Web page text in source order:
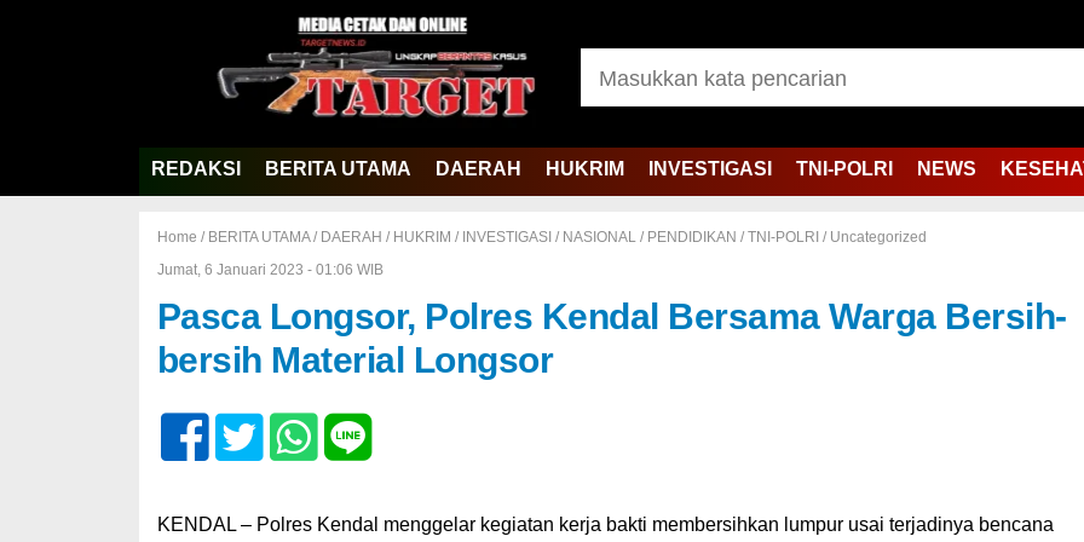
REDAKSI BERITA UTAMA DAERAH HUKRIM INVESTIGASI TNI-POLRI NEWS
Home / BERITA UTAMA/ DAERAH / HUKRIM / INVESTIGASI / NASIONAL/ PENDIDIKAN / TNI-POLRI / Uncategorized
Jumat, 6 Januari 2023 - 01:06 WIB
Pasca Longsor, Polres Kendal Bersama Warga Bersih-
bersih Material Longsor
KENDAL – Polres Kendal menggelar kegiatan kerja bakti membersihkan lumpur usai terjadinya bencana